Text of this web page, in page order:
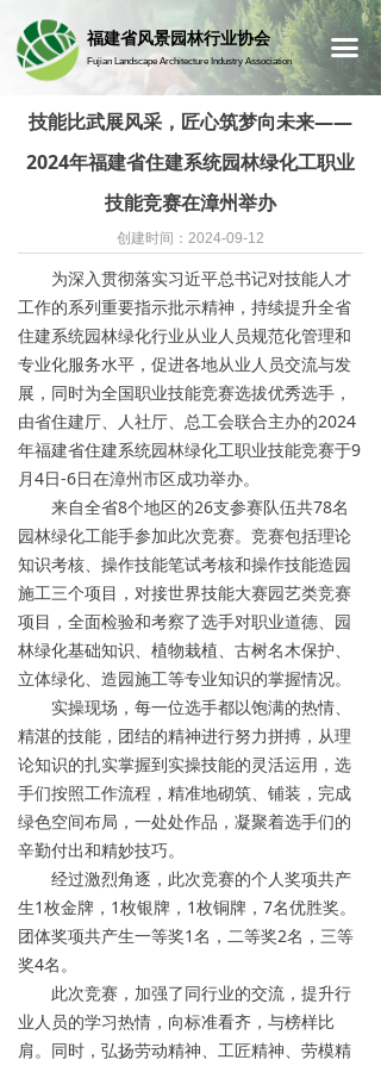
끀
首页 福建省风景园林行业协会
Fujian Landscape Architecture Industry Association
为深入贯彻落实习近平总书记对技能人才
工作的系列重要指示批示精神，持续提升全省
住建系统园林绿化行业从业人员规范化管理和
专业化服务水平，促进各地从业人员交流与发
展，同时为全国职业技能竞赛选拔优秀选手，
由省住建厅、人社厅、总工会联合主办的2024
年福建省住建系统园林绿化工职业技能竞赛于9
月4日-6日在漳州市区成功举办。
来自全省8个地区的26支参赛队伍共78名
园林绿化工能手参加此次竞赛。竞赛包括理论
知识考核、操作技能笔试考核和操作技能造园
施工三个项目，对接世界技能大赛园艺类竞赛
项目，全面检验和考察了选手对职业道德、园
林绿化基础知识、植物栽植、古树名木保护、
立体绿化、造园施工等专业知识的掌握情况。
实操现场，每一位选手都以饱满的热情、
精湛的技能，团结的精神进行努力拼搏，从理
论知识的扎实掌握到实操技能的灵活运用，选
手们按照工作流程，精准地砌筑、铺装，完成
绿色空间布局，一处处作品，凝聚着选手们的
辛勤付出和精妙技巧。
经过激烈角逐，此次竞赛的个人奖项共产
生1枚金牌，1枚银牌，1枚铜牌，7名优胜奖。
团体奖项共产生一等奖1名，二等奖2名，三等
奖4名。
此次竞赛，加强了同行业的交流，提升行
业人员的学习热情，向标准看齐，与榜样比
肩。同时，弘扬劳动精神、工匠精神、劳模精
技能比武展风采，匠心筑梦向未来——
2024年福建省住建系统园林绿化工职业
技能竞赛在漳州举办
创建时间： 2024-09-12